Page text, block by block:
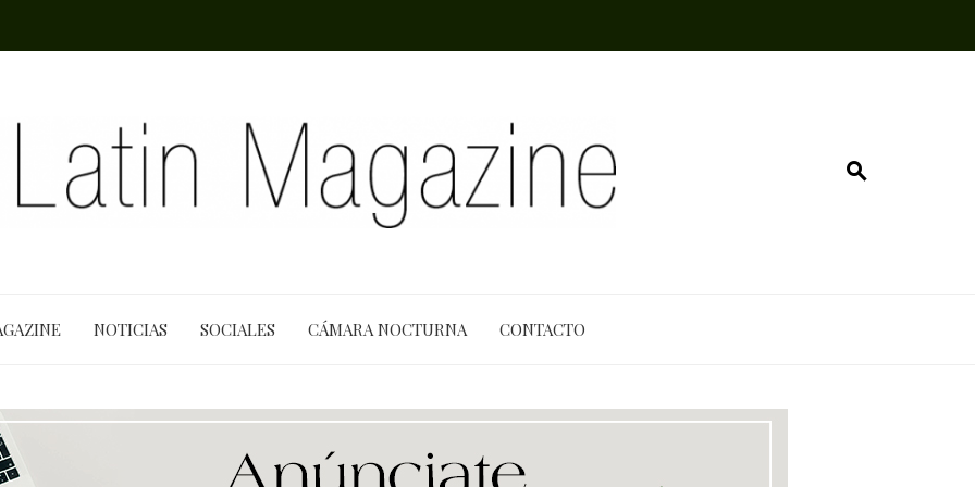
NOTICIAS SOCIALES CÁMARA NOCTURNA CONTACTO